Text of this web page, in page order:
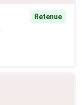
Retenue